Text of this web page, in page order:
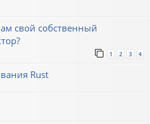
свой собственный
1 2 3 4
Rust